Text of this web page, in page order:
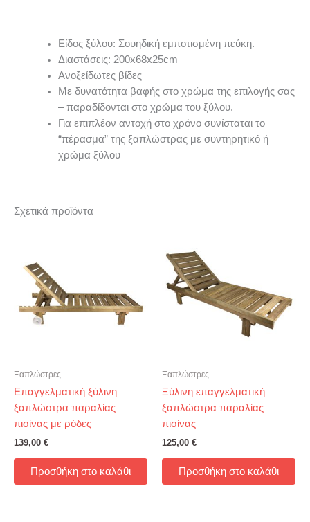
Είδος ξύλου: Σουηδική εμποτισμένη πεύκη.
Διαστάσεις: 200x68x25cm
Ανοξείδωτες βίδες
Με δυνατότητα βαφής στο χρώμα της επιλογής σας
– παραδίδονται στο χρώμα του ξύλου.
Για επιπλέον αντοχή στο χρόνο συνίσταται το
“πέρασμα” της ξαπλώστρας με συντηρητικό ή
χρώμα ξύλου
Σχετικά προϊόντα
Ξαπλώστρες
Επαγγελματική ξύλινη
ξαπλώστρα παραλίας –
πισίνας με ρόδες
139,00 €
Προσθήκη στο καλάθι
Ξαπλώστρες
Ξύλινη επαγγελματική
ξαπλώστρα παραλίας –
πισίνας
125,00 €
Προσθήκη στο καλάθι